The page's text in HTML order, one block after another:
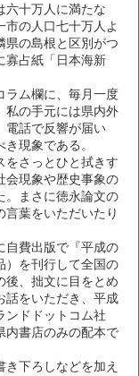
十万人に満たな
市の人口七十万人よ
県の島根と区別がつ
寡占紙「日本海新
ム欄に、毎月一度
私の手元には県内外
電話で反響が届い
現象である。
さっとひと拭きす
会現象や歴史事象の
。まさに徳永論文の
言葉をいただいたり
費出版で『平成の
）を刊行して全国の
後、拙文に目をとめ
話をいただき、平成
ンドドットコム社
内書店のみの配本で
下ろしなどを加え